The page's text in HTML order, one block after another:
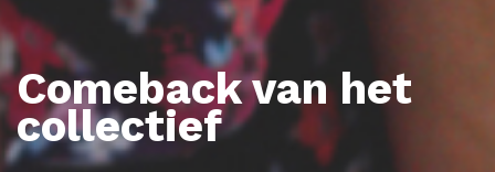
Comeback van het
collectief